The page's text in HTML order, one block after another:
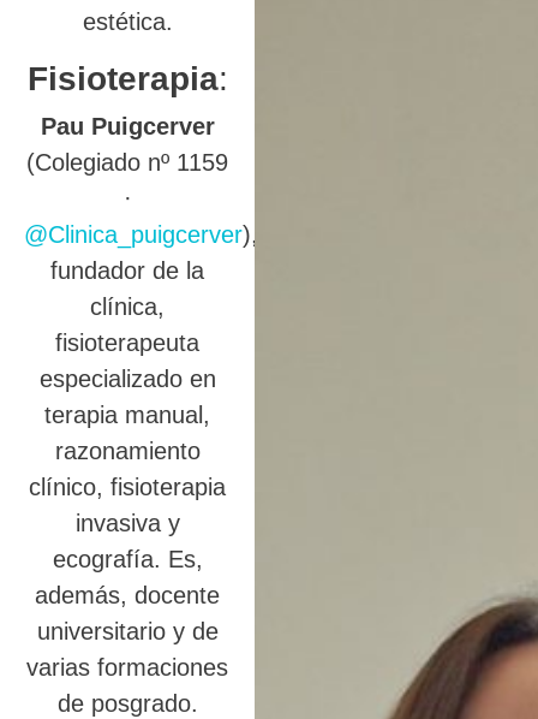
estética.
Fisioterapia:
Pau Puigcerver
(Colegiado nº 1159
·
@Clinica_puigcerver),
fundador de la
clínica,
fisioterapeuta
especializado en
terapia manual,
razonamiento
clínico, fisioterapia
invasiva y
ecografía. Es,
además, docente
universitario y de
varias formaciones
de posgrado.